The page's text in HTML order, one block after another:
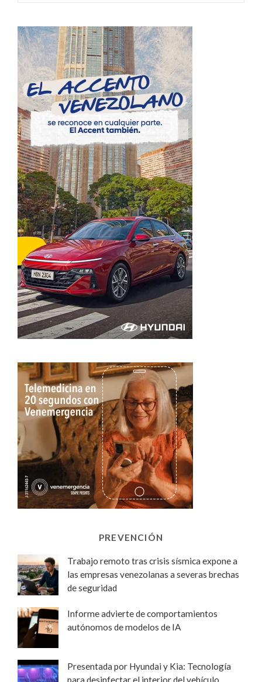
PREVENCIÓN
Trabajo remoto tras crisis sísmica expone a
las empresas venezolanas a severas brechas
de seguridad
Informe advierte de comportamientos
autónomos de modelos de IA
Presentada por Hyundai y Kia: Tecnología
para desinfectar el interior del vehículo,